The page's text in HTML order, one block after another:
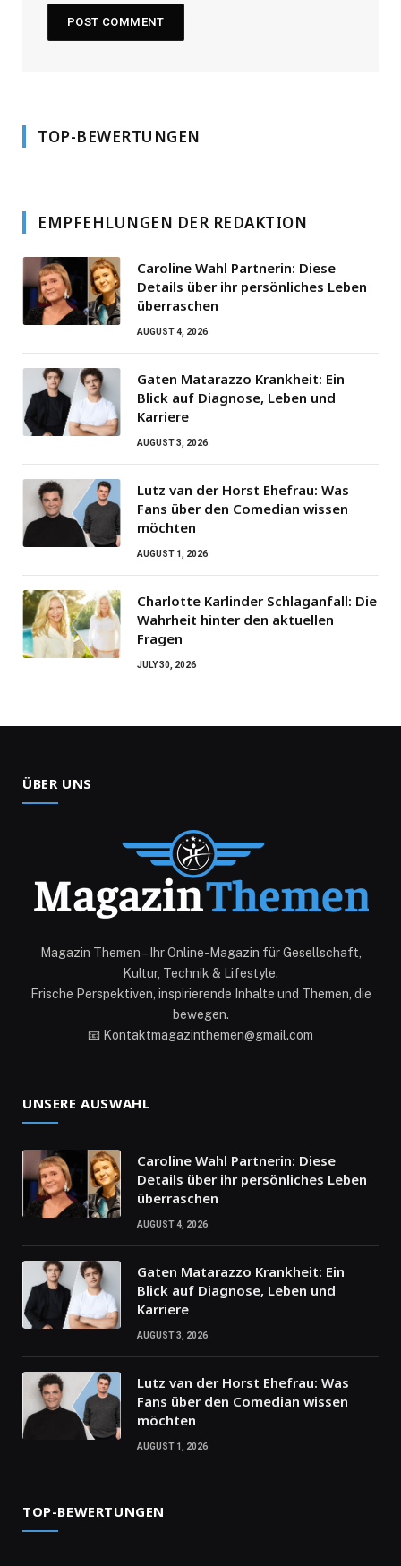
TOP-BEWERTUNGEN
EMPFEHLUNGEN DER REDAKTION
Caroline Wahl Partnerin: Diese
Details über ihr persönliches Leben
überraschen
AUGUST 4, 2026
Gaten Matarazzo Krankheit: Ein
Blick auf Diagnose, Leben und
Karriere
AUGUST 3, 2026
Lutz van der Horst Ehefrau: Was
Fans über den Comedian wissen
möchten
AUGUST 1, 2026
Charlotte Karlinder Schlaganfall: Die
Wahrheit hinter den aktuellen
Fragen
JULY 30, 2026
ÜBER UNS
Magazin Themen – Ihr Online-Magazin für Gesellschaft,
Kultur, Technik & Lifestyle.
Frische Perspektiven, inspirierende Inhalte und Themen, die
bewegen.
📧 Kontaktmagazinthemen@gmail.com
UNSERE AUSWAHL
Caroline Wahl Partnerin: Diese
Details über ihr persönliches Leben
überraschen
AUGUST 4, 2026
Gaten Matarazzo Krankheit: Ein
Blick auf Diagnose, Leben und
Karriere
AUGUST 3, 2026
Lutz van der Horst Ehefrau: Was
Fans über den Comedian wissen
möchten
AUGUST 1, 2026
TOP-BEWERTUNGEN